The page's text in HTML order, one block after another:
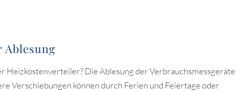
Heizkostenverteiler? Die Ablesung der Verbrauchsmessgeräte
Verschiebungen können durch Ferien und Feiertage oder